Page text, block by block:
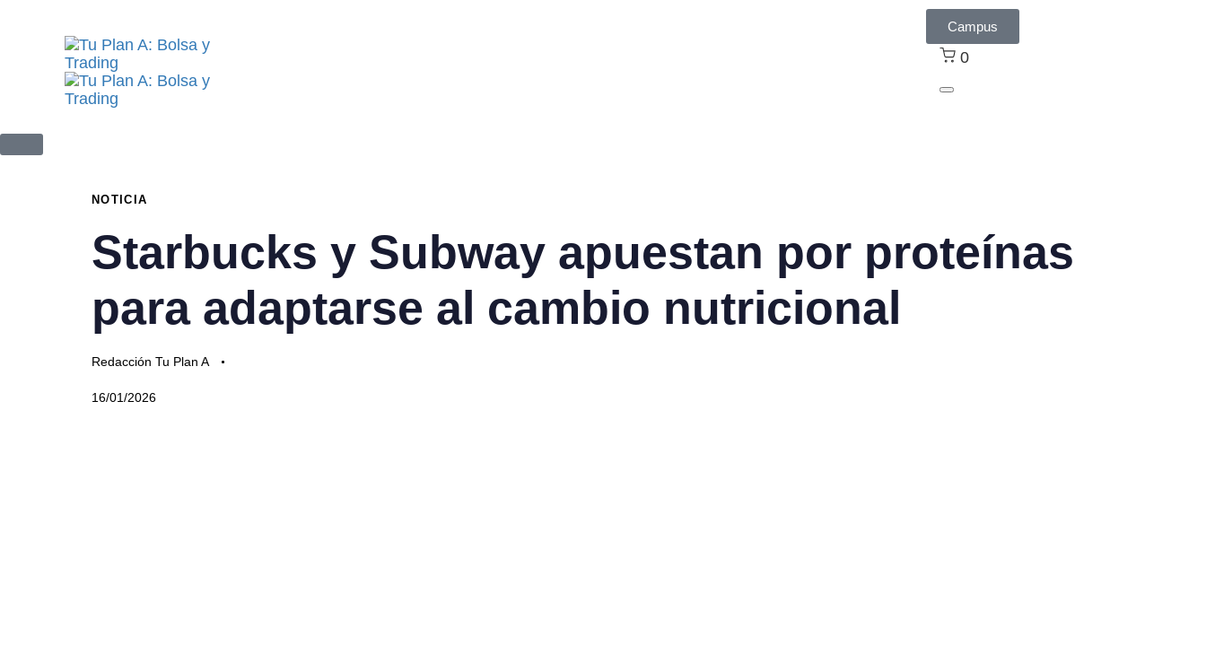
Campus
0
PUBLISHED
NOTICIA
Starbucks y Subway apuestan por proteínas
para adaptarse al cambio nutricional
Author
Redacción Tu Plan A
Published
16/01/2026